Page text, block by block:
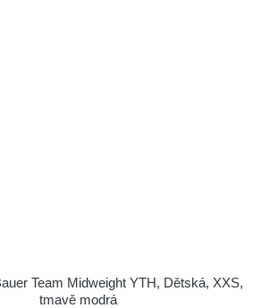
Team Midweight YTH, Dětská, XXS,
tmavě modrá